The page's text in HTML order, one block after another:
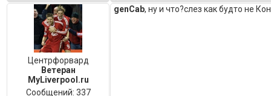
Центрфорвард
Ветеран
MyLiverpool.ru
Сообщений: 337
genCab, ну и что?слез как будто не